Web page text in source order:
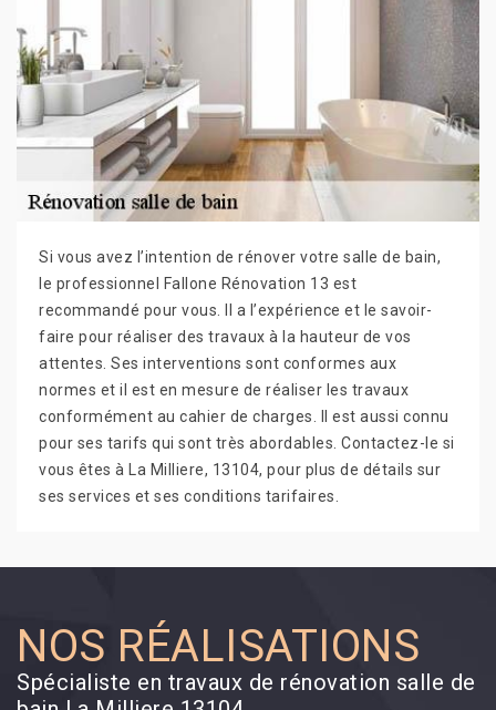
Si vous avez l’intention de rénover votre salle de bain,
le professionnel Fallone Rénovation 13 est
recommandé pour vous. Il a l’expérience et le savoir-
faire pour réaliser des travaux à la hauteur de vos
attentes. Ses interventions sont conformes aux
normes et il est en mesure de réaliser les travaux
conformément au cahier de charges. Il est aussi connu
pour ses tarifs qui sont très abordables. Contactez-le si
vous êtes à La Milliere, 13104, pour plus de détails sur
ses services et ses conditions tarifaires.
NOS RÉALISATIONS
Spécialiste en travaux de rénovation salle de